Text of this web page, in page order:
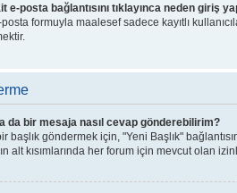
e-posta bağlantısını tıklayınca neden giriş
formuyla maalesef sadece kayıtlı
da bir mesaja nasıl cevap gönderebilirim?
başlık göndermek için, "Yeni Başlık"
alt kısımlarında her forum için mevcut olan